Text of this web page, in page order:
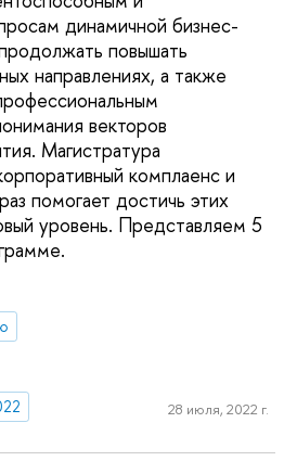
динамичной бизнес-
повышать
направлениях, а также
векторов
Магистратура
комплаенс и
помогает достичь этих
уровень. Представляем 5
28 июля, 2022 г.